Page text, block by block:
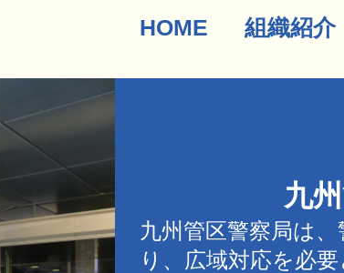
HOME 組織紹介
九
九州管区警察局は
り、広域対応を必